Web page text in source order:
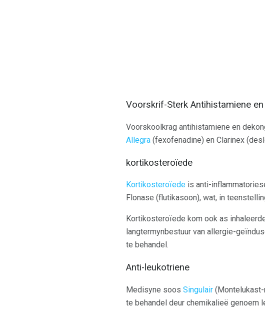
Voorskrif-Sterk Antihistamiene
Voorskoolkrag antihistamiene en
Allegra (fexofenadine) en Clarinex
kortikosteroïede
Kortikosteroïede is anti-
Flonase (flutikasoon), wat, in
Kortikosteroïede kom ook as
langtermynbestuur van allergie-
te behandel.
Anti-leukotriene
Medisyne soos Singulair
te behandel deur chemikalieë genoem